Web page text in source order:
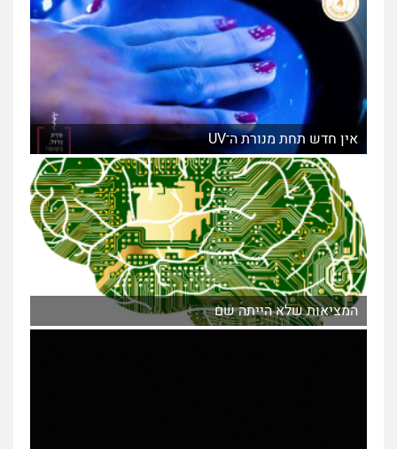
אין חדש תחת מנורת ה־UV
המציאות שלא הייתה שם